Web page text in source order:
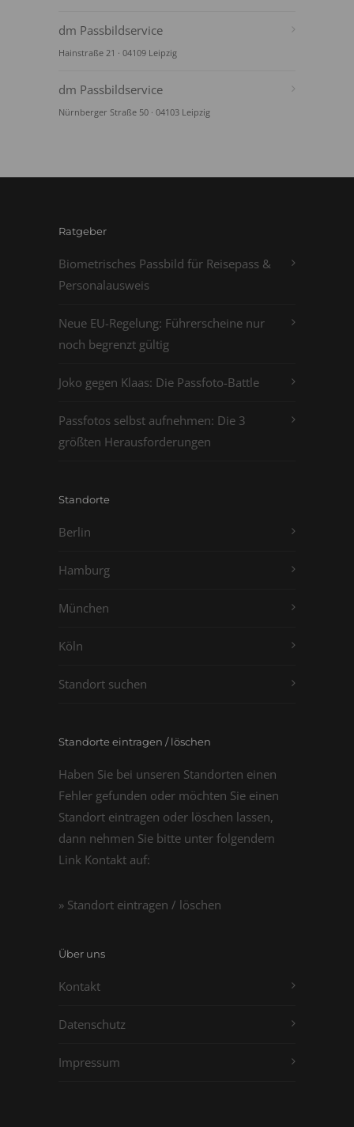
dm Passbildservice
Hainstraße 21 · 04109 Leipzig
dm Passbildservice
Nürnberger Straße 50 · 04103 Leipzig
Ratgeber
Biometrisches Passbild für Reisepass &
Personalausweis
Neue EU-Regelung: Führerscheine nur
noch begrenzt gültig
Joko gegen Klaas: Die Passfoto-Battle
Passfotos selbst aufnehmen: Die 3
größten Herausforderungen
Standorte
Berlin
Hamburg
München
Köln
Standort suchen
Standorte eintragen / löschen
Haben Sie bei unseren Standorten einen
Fehler gefunden oder möchten Sie einen
Standort eintragen oder löschen lassen,
dann nehmen Sie bitte unter folgendem
Link Kontakt auf:
» Standort eintragen / löschen
Über uns
Kontakt
Datenschutz
Impressum